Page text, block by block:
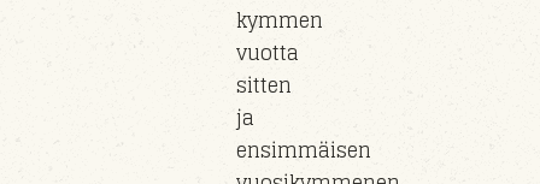
kymmen
vuotta
sitten
ja
ensimmäisen